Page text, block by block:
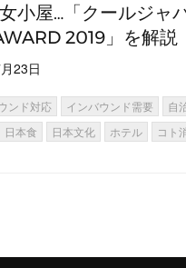
小屋…「クールジャ
2019」を解説
23日
ンド対応 インバウンド需要 自
日本食 日本文化 ホテル コト